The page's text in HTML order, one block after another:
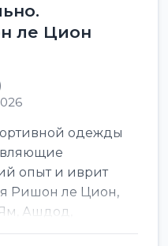
ле Цион
одежды
опыт и иврит
Ришон ле Цион,
Ашдод,
А...